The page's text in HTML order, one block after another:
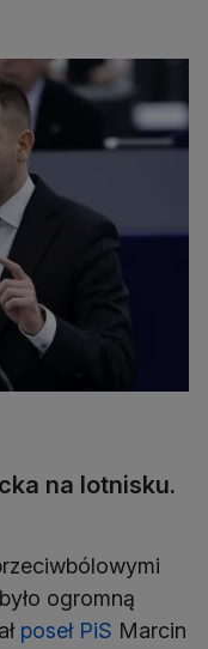
na lotnisku.
ogromną
poseł PiS Marcin